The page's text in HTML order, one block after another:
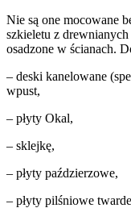
Nie są one mocowane
szkieletu z
osadzone w ścianach.
– deski kanelowane
wpust,
– płyty Okal,
– sklejkę,
– płyty paździerzowe,
– płyty pilśniowe